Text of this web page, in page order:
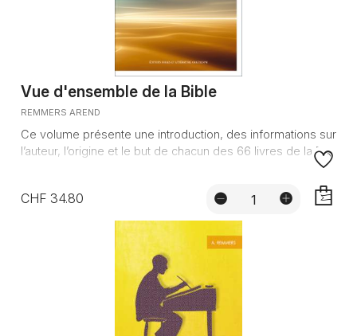
Vue d'ensemble de la Bible
REMMERS AREND
Ce volume présente une introduction, des informations sur
l’auteur, l’origine et le but de chacun des 66 livres de la Bi...
CHF 34.80